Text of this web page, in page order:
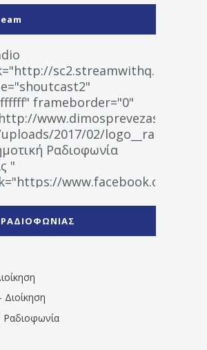
frameborder="0"
www.dimosprevezas.gr/wp-
2017/02/
Ραδιοφωνία
"
www.facebook.com/
" artist="" ]
Ραδιοφωνία